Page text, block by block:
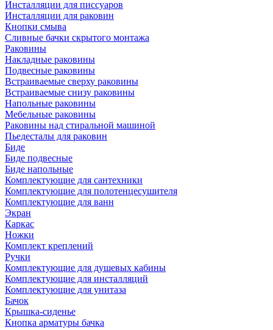
Инсталляции для писсуаров
Инсталляции для раковин
Кнопки смыва
Сливные бачки скрытого монтажа
Раковины
Накладные раковины
Подвесные раковины
Встраиваемые сверху раковины
Встраиваемые снизу раковины
Напольные раковины
Мебельные раковины
Раковины над стиральной машиной
Пьедесталы для раковин
Биде
Биде подвесные
Биде напольные
Комплектующие для сантехники
Комплектующие для полотенцесушителя
Комплектующие для ванн
Экран
Каркас
Ножки
Комплект креплений
Ручки
Комплектующие для душевых кабины
Комплектующие для инсталляций
Комплектующие для унитаза
Бачок
Крышка-сиденье
Кнопка арматуры бачка